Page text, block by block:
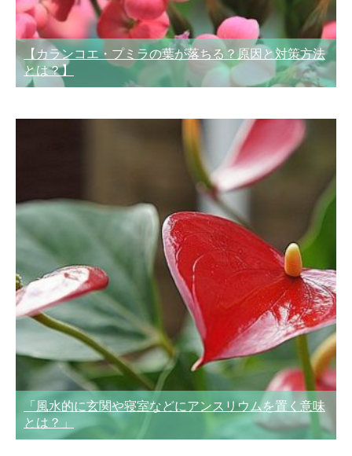
【カランコエ・プミラの葉が落ちる？原因と対策方法
とは？】
「風水的に玄関や寝室などにアンスリウムを置く意味
とは？」